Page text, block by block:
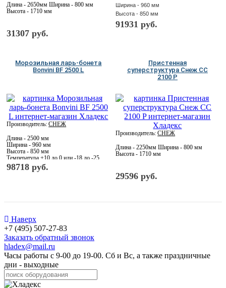
Длина - 2650мм Ширина - 800 мм
Высота - 1710 мм
31307 руб.
Ширина - 960 мм
Высота - 850 мм
Температура +10 до 0 или -18 до -25
С корзинами
91931 руб.
Морозильная ларь-бонета
Bonvini BF 2500 L
Производитель:СНЕЖ
Длина - 2500 мм
Ширина - 960 мм
Высота - 850 мм
Температура +10 до 0 или -18 до -25
С корзинами
98718 руб.
Пристенная
суперструктура Снеж CC
2100 P
Производитель:СНЕЖ
Длина - 2250мм Ширина - 800 мм
Высота - 1710 мм
29596 руб.
Наверх
+7 (495) 507-27-83
Заказать обратный звонок
hladex@mail.ru
Часы работы с 9-00 до 19-00. Сб и Вс, а также праздничные
дни - выходные